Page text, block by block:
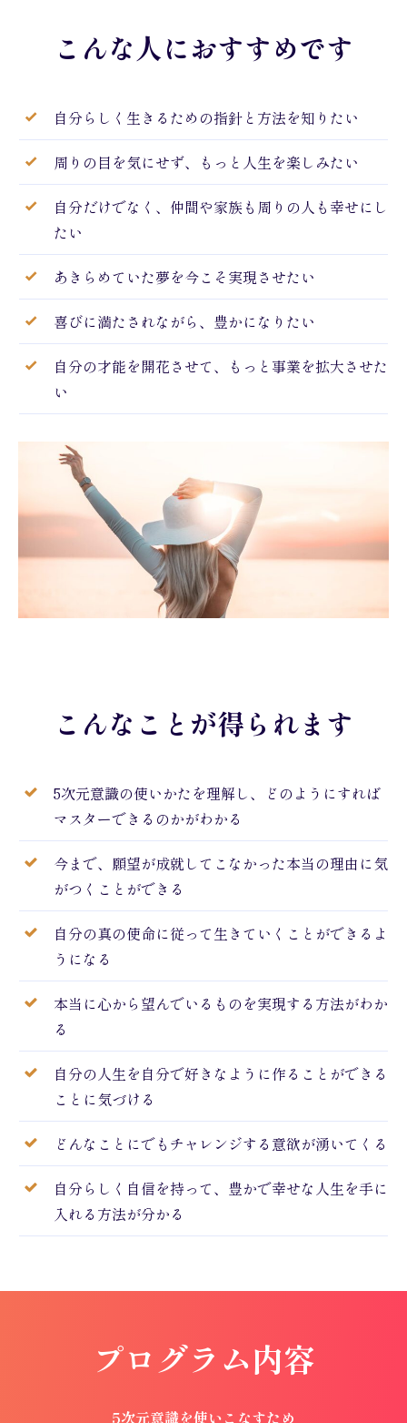
こんな人におすすめです
自分らしく生きるための指針と方法を知りたい
周りの目を気にせず、もっと人生を楽しみたい
自分だけでなく、仲間や家族も周りの人も幸せにし
たい
あきらめていた夢を今こそ実現させたい
喜びに満たされながら、豊かになりたい
自分の才能を開花させて、もっと事業を拡大させた
い
こんなことが得られます
5次元意識の使いかたを理解し、どのようにすれば
マスターできるのかがわかる
今まで、願望が成就してこなかった本当の理由に気
がつくことができる
自分の真の使命に従って生きていくことができるよ
うになる
本当に心から望んでいるものを実現する方法がわか
る
自分の人生を自分で好きなように作ることができる
ことに気づける
どんなことにでもチャレンジする意欲が湧いてくる
自分らしく自信を持って、豊かで幸せな人生を手に
入れる方法が分かる
プログラム内容
5次元意識を使いこなすため